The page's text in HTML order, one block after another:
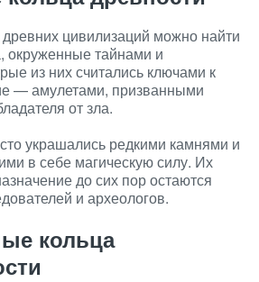
цивилизаций можно найти
окруженные тайнами и
из них считались ключами к
— амулетами, призванными
от зла.
украшались редкими камнями и
в себе магическую силу. Их
до сих пор остаются
и археологов.
кольца